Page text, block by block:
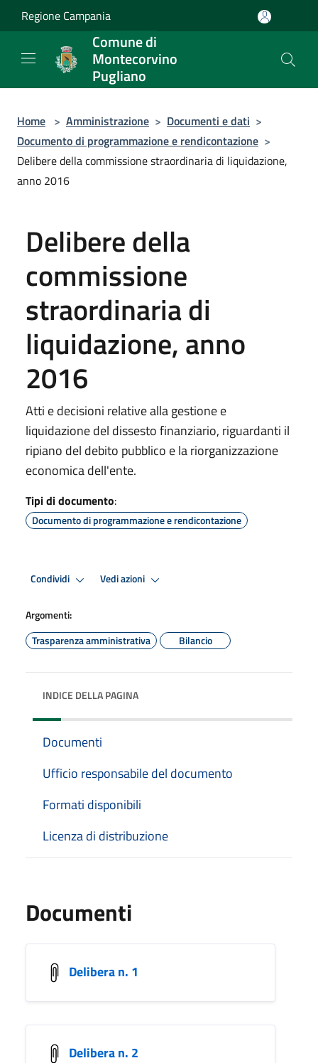
Salta al contenuto principale
Regione Campania
Comune di
Montecorvino
Pugliano
Home > Amministrazione > Documenti e dati >
Documento di programmazione e rendicontazione >
Delibere della commissione straordinaria di liquidazione,
anno 2016
Delibere della
commissione
straordinaria di
liquidazione, anno
2016
Atti e decisioni relative alla gestione e
liquidazione del dissesto finanziario, riguardanti il
ripiano del debito pubblico e la riorganizzazione
economica dell'ente.
Tipi di documento:
Documento di programmazione e rendicontazione
Condividi Vedi azioni
Argomenti:
Trasparenza amministrativa
Bilancio
INDICE DELLA PAGINA
Documenti
Ufficio responsabile del documento
Formati disponibili
Licenza di distribuzione
Documenti
Delibera n. 1
Delibera n. 2